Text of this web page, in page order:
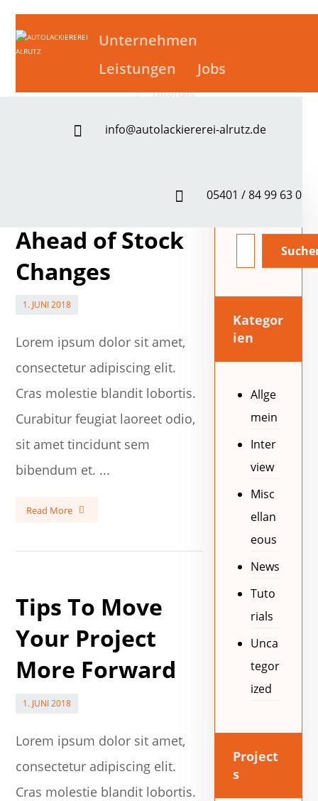
Unternehmen
Leistungen
Jobs
info@autolackiererei-alrutz.de
05401 / 84 99 63 0
Tutorials
Tutorials
Ahead of Stock
Changes
1. JUNI 2018
Lorem ipsum dolor sit amet,
consectetur adipiscing elit.
Cras molestie blandit lobortis.
Curabitur feugiat laoreet odio,
sit amet tincidunt sem
bibendum et. ...
Read More
Tips To Move
Your Project
More Forward
1. JUNI 2018
Lorem ipsum dolor sit amet,
consectetur adipiscing elit.
Cras molestie blandit lobortis.
Kategor
ien
Allge
mein
Inter
view
Misc
ellan
eous
News
Tuto
rials
Unca
tegor
ized
Project
s